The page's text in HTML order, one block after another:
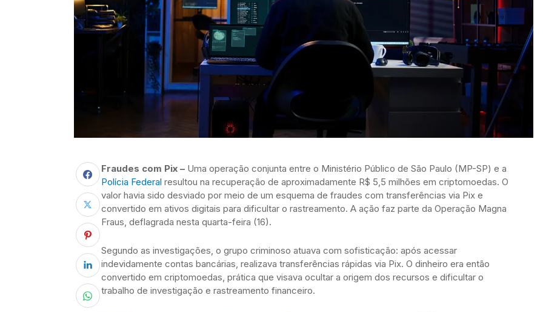
Fraudes com Pix – Uma operação conjunta entre o Ministério Público de São Paulo (MP-SP) e a
Polícia Federal resultou na recuperação de aproximadamente R$ 5,5 milhões em criptomoedas. O
valor havia sido desviado por meio de um esquema de fraudes com transferências via Pix e
convertido em ativos digitais para dificultar o rastreamento. A ação faz parte da Operação Magna
Fraus, deflagrada nesta quarta-feira (16).
Segundo as investigações, o grupo criminoso atuava com sofisticação: após acessar
indevidamente contas bancárias, realizava transferências rápidas via Pix. O dinheiro era então
convertido em criptomoedas, prática que visava ocultar a origem dos recursos e dificultar o
trabalho de investigação e rastreamento financeiro.